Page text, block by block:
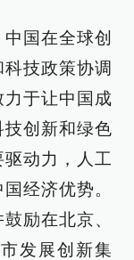
国在全球创
技政策协调
于让中国成
创新和绿色
动力，人工
经济优势。
励在北京、
发展创新集